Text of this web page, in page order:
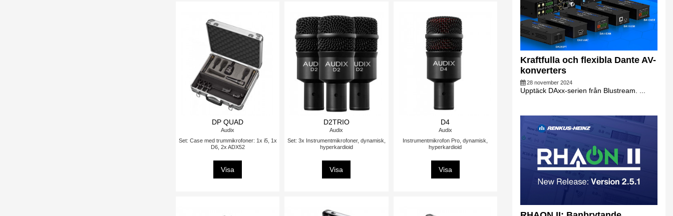
DP QUAD
Audix
Set: Case med trummikrofoner: 1x i5, 1x
D6, 2x ADX52
Visa
D2TRIO
Audix
Set: 3x Instrumentmikrofoner, dynamisk,
hyperkardioid
Visa
D4
Audix
Instrumentmikrofon Pro, dynamisk,
hyperkardioid
Visa
Kraftfulla och flexibla Dante AV-
konverters
28 november 2024
Upptäck DAxx-serien från Blustream. ...